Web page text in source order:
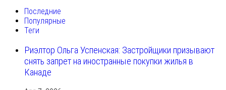
Последние
Популярные
Теги
Риэлтор Ольга Успенская: Застройщики призывают
снять запрет на иностранные покупки жилья в
Канаде